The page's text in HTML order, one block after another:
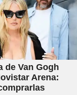
de Van Gogh
Arena: